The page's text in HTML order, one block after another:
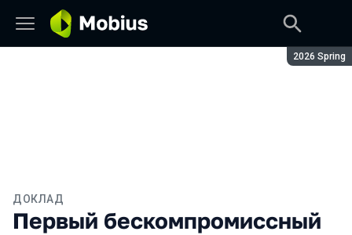
Сезон:
2026 Spring
ДОКЛАД
Первый бескомпромиссный